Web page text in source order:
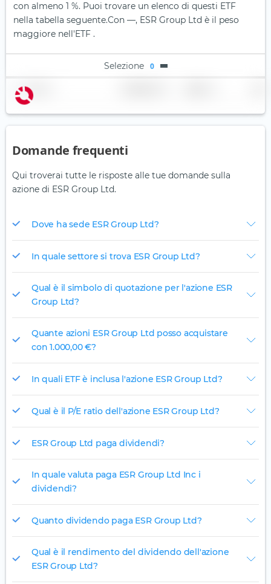
con almeno 1 %. Puoi trovare un elenco di questi ETF
nella tabella seguente.Con —, ESR Group Ltd è il peso
maggiore nell'ETF .
Selezione 0
Nome
Domande frequenti
Qui troverai tutte le risposte alle tue domande sulla
azione di ESR Group Ltd.
Dove ha sede ESR Group Ltd?
In quale settore si trova ESR Group Ltd?
Qual è il simbolo di quotazione per l'azione ESR
Group Ltd?
Quante azioni ESR Group Ltd posso acquistare
con 1.000,00 €?
In quali ETF è inclusa l'azione ESR Group Ltd?
Qual è il P/E ratio dell'azione ESR Group Ltd?
ESR Group Ltd paga dividendi?
In quale valuta paga ESR Group Ltd Inc i
dividendi?
Quanto dividendo paga ESR Group Ltd?
Qual è il rendimento del dividendo dell'azione
ESR Group Ltd?